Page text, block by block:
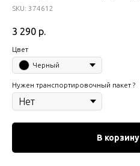
SKU: 374612
3 290 р.
Цвет
Черный
Нужен транспортировочный пакет ?
В корзину